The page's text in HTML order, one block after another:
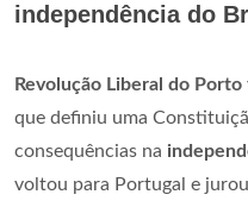
independência do
Revolução Liberal do Porto
que definiu uma
consequências na
voltou para Portugal e